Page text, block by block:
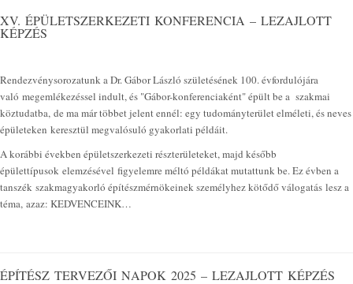
XV. ÉPÜLETSZERKEZETI KONFERENCIA – LEZAJLOTT
KÉPZÉS
Rendezvénysorozatunk a Dr. Gábor László születésének 100. évfordulójára
való megemlékezéssel indult, és "Gábor-konferenciaként" épült be a szakmai
köztudatba, de ma már többet jelent ennél: egy tudományterület elméleti, és neves
épületeken keresztül megvalósuló gyakorlati példáit.
A korábbi években épületszerkezeti részterületeket, majd később
épülettípusok elemzésével figyelemre méltó példákat mutattunk be. Ez évben a
tanszék szakmagyakorló építészmérnökeinek személyhez kötődő válogatás lesz a
téma, azaz: KEDVENCEINK…
ÉPÍTÉSZ TERVEZŐI NAPOK 2025 – LEZAJLOTT KÉPZÉS